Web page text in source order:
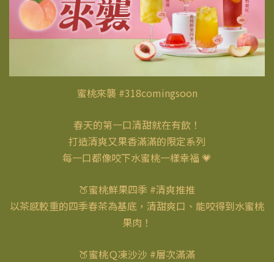
蜜桃來襲 #318comingsoon
春天的第一口清甜就在有飲！
打造清爽又果香滿滿的限定系列
每一口都像咬下水蜜桃一樣幸福 💗
🍑蜜桃鮮果四季 #清爽推推
以茶感較重的四季春茶為基底，清甜爽口、能咬得到水蜜桃
果肉！
🍑蜜桃Ｑ凍沙沙 #層次滿滿